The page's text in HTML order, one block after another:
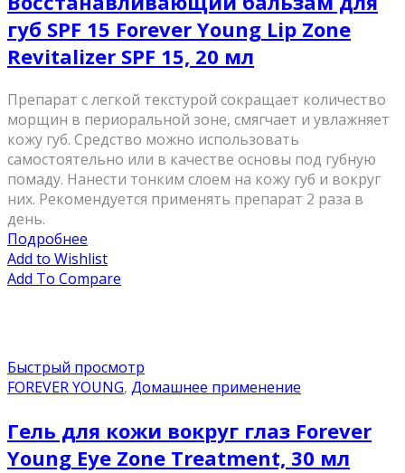
губ SPF 15 Forever Young Lip Zone
Revitalizer SPF 15, 20 мл
Препарат с легкой текстурой сокращает количество
морщин в периоральной зоне, смягчает и увлажняет
кожу губ. Средство можно использовать
самостоятельно или в качестве основы под губную
помаду. Нанести тонким слоем на кожу губ и вокруг
них. Рекомендуется применять препарат 2 раза в
день.
Подробнее
Add to Wishlist
Add To Compare
Быстрый просмотр
FOREVER YOUNG, Домашнее применение
Гель для кожи вокруг глаз Forever
Young Eye Zone Treatment, 30 мл